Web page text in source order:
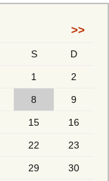
>>
S D
1 2
8 9
15 16
22 23
29 30